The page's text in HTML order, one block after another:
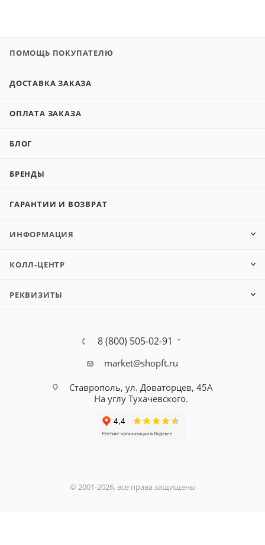
ПОМОЩЬ ПОКУПАТЕЛЮ
ДОСТАВКА ЗАКАЗА
ОПЛАТА ЗАКАЗА
БЛОГ
БРЕНДЫ
ГАРАНТИИ И ВОЗВРАТ
ИНФОРМАЦИЯ
КОЛЛ-ЦЕНТР
РЕКВИЗИТЫ
8 (800) 505-02-91
market@shopft.ru
Ставрополь, ул. Доваторцев, 45А
На углу Тухачевского.
© 2001-2026, все права защищены